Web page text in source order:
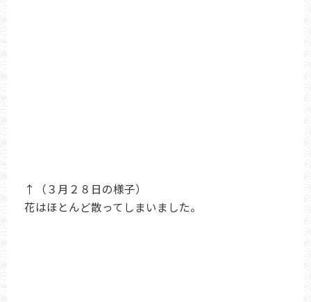
↑（３月２８日の様子）
花はほとんど散ってしまいました。